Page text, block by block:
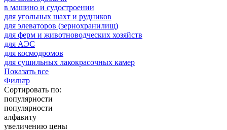
в машино и судостроении
для угольных шахт и рудников
для элеваторов (зернохранилищ)
для ферм и животноводческих хозяйств
для АЭС
для космодромов
для сушильных лакокрасочных камер
Показать все
Фильтр
Сортировать по:
популярности
популярности
алфавиту
увеличению цены